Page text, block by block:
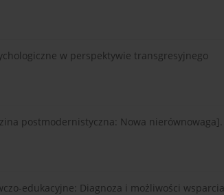
w perspektywie transgresyjnego
postmodernistyczna: Nowa nierównowaga].
edukacyjne: Diagnoza i możliwości wsparcia